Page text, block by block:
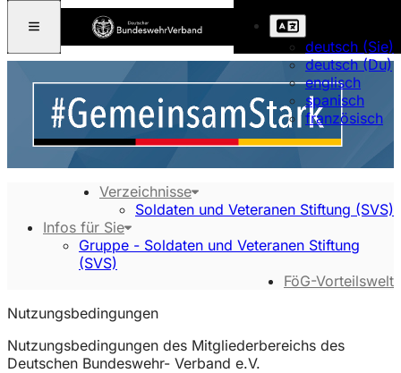
deutsch (Sie)
deutsch (Du)
englisch
spanisch
französisch
Verzeichnisse
Soldaten und Veteranen Stiftung (SVS)
Infos für Sie
Gruppe - Soldaten und Veteranen Stiftung
(SVS)
FöG-Vorteilswelt
Nutzungsbedingungen
Nutzungsbedingungen des Mitgliederbereichs des
Deutschen Bundeswehr- Verband e.V.